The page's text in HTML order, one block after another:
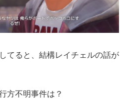
てると、結構レイチェルの話が
方不明事件は？